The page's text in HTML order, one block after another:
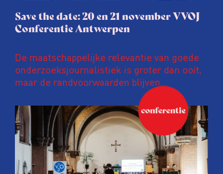
Save the date: 20 en 21 november VVOJ
Conferentie Antwerpen
De maatschappelijke relevantie van goede
onderzoeksjournalistiek is groter dan ooit,
maar de randvoorwaarden blijven
kwetsbaar. Tijdens de komende VVOJ
Conferentie duiken we in De
ongemakkelijke werkelijkheid: een eerlijke
en urgente blik op de staat van ons vak.